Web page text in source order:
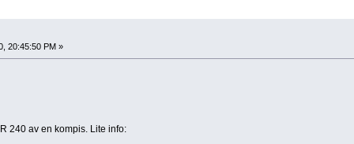
20:45:50 PM »
240 av en kompis. Lite info: